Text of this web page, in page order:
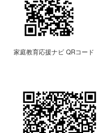
家庭教育応援ナビ QRコード